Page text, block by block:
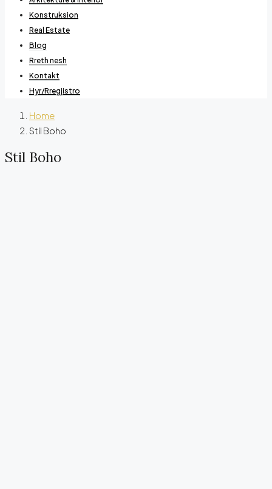
Konstruksion
Real Estate
Blog
Rreth nesh
Kontakt
Hyr/Rregjistro
Home
Stil Boho
Stil Boho